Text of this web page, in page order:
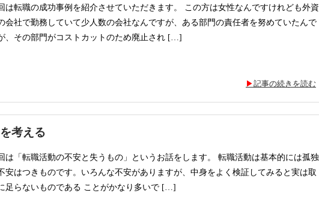
は転職の成功事例を紹介させていただきます。 この方は女性なんですけれども外資
会社で勤務していて少人数の会社なんですが、ある部門の責任者を努めていたんで
、その部門がコストカットのため廃止され […]
記事の続きを読む
考える
は「転職活動の不安と失うもの」というお話をします。 転職活動は基本的には孤独
安はつきものです。いろんな不安がありますが、中身をよく検証してみると実は取
足らないものである ことがかなり多いで […]